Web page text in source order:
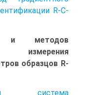
R-C-
и методов
измерения
образцов R-
система